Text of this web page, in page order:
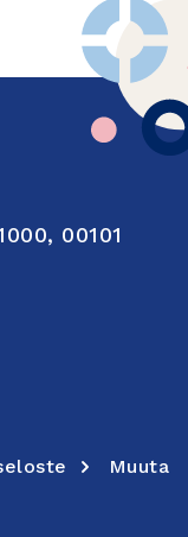
00101
Muuta